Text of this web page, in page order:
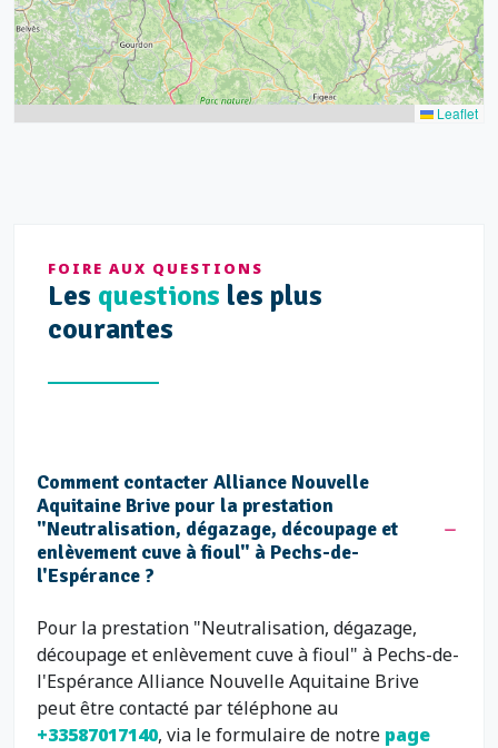
Leaflet
FOIRE AUX QUESTIONS
Les questions les plus
courantes
Comment contacter Alliance Nouvelle
Aquitaine Brive pour la prestation
"Neutralisation, dégazage, découpage et
enlèvement cuve à fioul" à Pechs-de-
l'Espérance ?
Pour la prestation "Neutralisation, dégazage,
découpage et enlèvement cuve à fioul" à Pechs-de-
l'Espérance Alliance Nouvelle Aquitaine Brive
peut être contacté par téléphone au
+33587017140, via le formulaire de notre page